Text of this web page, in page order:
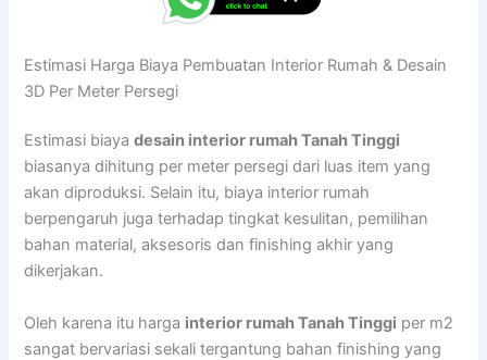
Estimasi Harga Biaya Pembuatan Interior Rumah & Desain
3D Per Meter Persegi
Estimasi biayadesain interior rumah Tanah Tinggi
biasanya dihitung per meter persegi dari luas item yang
akan diproduksi. Selain itu, biaya interior rumah
berpengaruh juga terhadap tingkat kesulitan, pemilihan
bahan material, aksesoris dan finishing akhir yang
dikerjakan.
Oleh karena itu harga interior rumah Tanah Tinggi per m2
sangat bervariasi sekali tergantung bahan finishing yang